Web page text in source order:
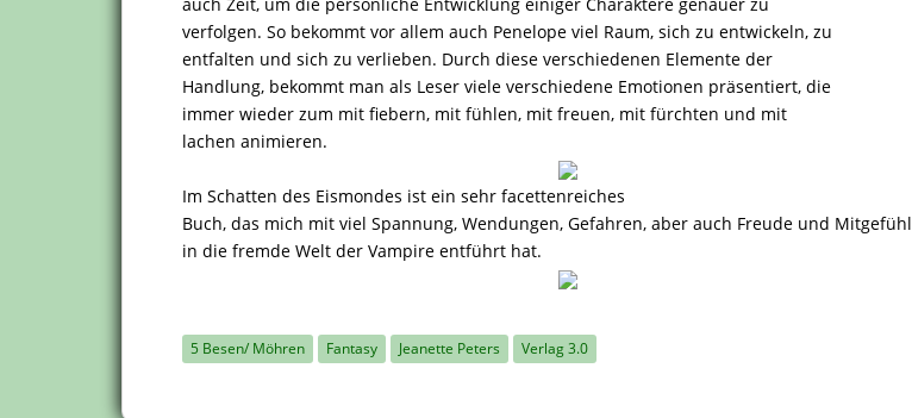
verfolgen. So bekommt vor allem auch Penelope viel Raum, sich zu entwickeln, zu
entfalten und sich zu verlieben. Durch diese verschiedenen Elemente der
Handlung, bekommt man als Leser viele verschiedene Emotionen präsentiert, die
immer wieder zum mit fiebern, mit fühlen, mit freuen, mit fürchten und mit
lachen animieren.
Im Schatten des Eismondes ist ein sehr facettenreiches
Buch, das mich mit viel Spannung, Wendungen, Gefahren, aber auch Freude und Mitgefühl
in die fremde Welt der Vampire entführt hat.
5 Besen/ Möhren Fantasy Jeanette Peters Verlag 3.0